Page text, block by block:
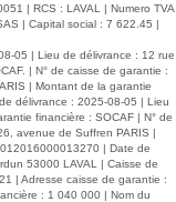
| RCS : LAVAL | Numero TVA
| Capital social : 7 622.45 |
05 | Lieu de délivrance : 12 rue
| N° de caisse de garantie :
| Montant de la garantie
délivrance : 2025-08-05 | Lieu
financière : SOCAF | N° de
avenue de Suffren PARIS |
| Date de
53000 LAVAL | Caisse de
| Adresse caisse de garantie :
: 1 040 000 | Nom du